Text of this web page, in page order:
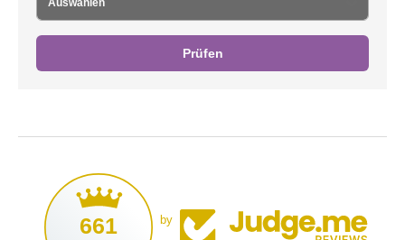
Prüfen
661 by